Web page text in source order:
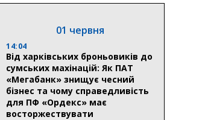
01 червня
14:04
Від харківських броньовиків до
сумських махінацій: Як ПАТ
«Мегабанк» знищує чесний
бізнес та чому справедливість
для ПФ «Ордекс» має
восторжествувати